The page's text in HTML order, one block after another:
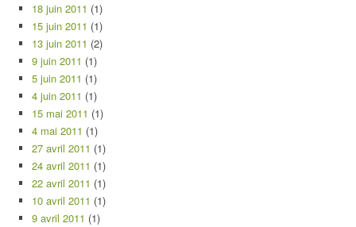
18 juin 2011 (1)
15 juin 2011 (1)
13 juin 2011 (2)
9 juin 2011 (1)
5 juin 2011 (1)
4 juin 2011 (1)
15 mai 2011 (1)
4 mai 2011 (1)
27 avril 2011 (1)
24 avril 2011 (1)
22 avril 2011 (1)
10 avril 2011 (1)
9 avril 2011 (1)